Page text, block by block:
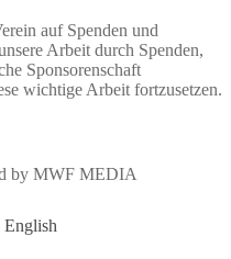
auf Spenden und
Arbeit durch Spenden,
Sponsorenschaft
wichtige Arbeit fortzusetzen.
by MWF MEDIA
English